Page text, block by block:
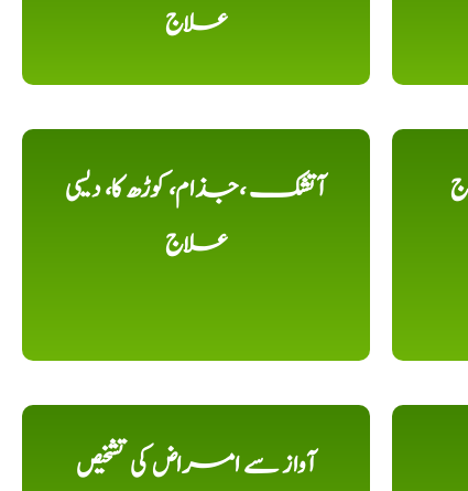
علاج
آتشک ،جذام، کوڑھ کا، دیسی
علاج
آواز سے امراض کی تشخیص